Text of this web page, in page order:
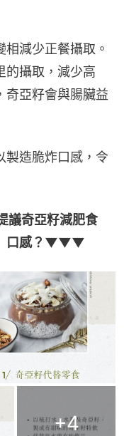
減少正餐攝取。
的攝取，減少高
奇亞籽會與腸臟益
製造脆炸口感，令
議奇亞籽減肥食
」口感？▼▼▼
+4